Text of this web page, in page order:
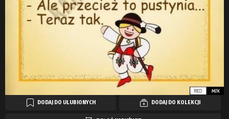
DODAJ DO ULUBIONYCH DODAJ DO KOLEKCJI